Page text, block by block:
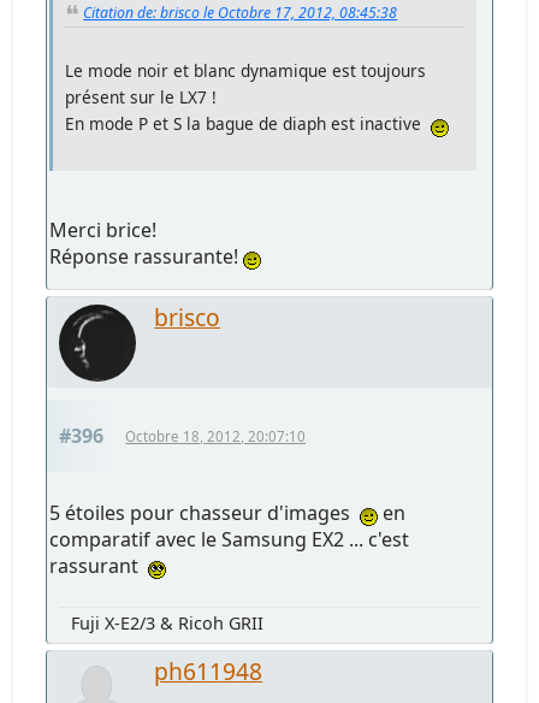
Citation de: brisco le Octobre 17, 2012, 08:45:38
Le mode noir et blanc dynamique est toujours
présent sur le LX7 !
En mode P et S la bague de diaph est inactive
Merci brice!
Réponse rassurante!
brisco
#396 Octobre 18, 2012, 20:07:10
5 étoiles pour chasseur d'images
en
comparatif avec le Samsung EX2 ... c'est
rassurant
Fuji X-E2/3 & Ricoh GRII
ph611948